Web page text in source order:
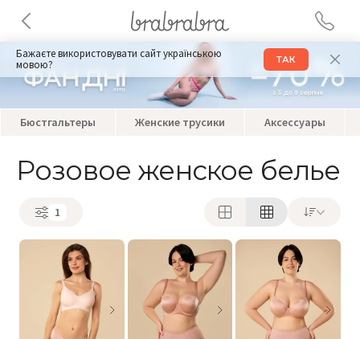
Бажаєте використовувати сайт українською
мовою?
ТАК
Бюстгальтеры Женские трусики Аксессуары
Розовое женское белье
1